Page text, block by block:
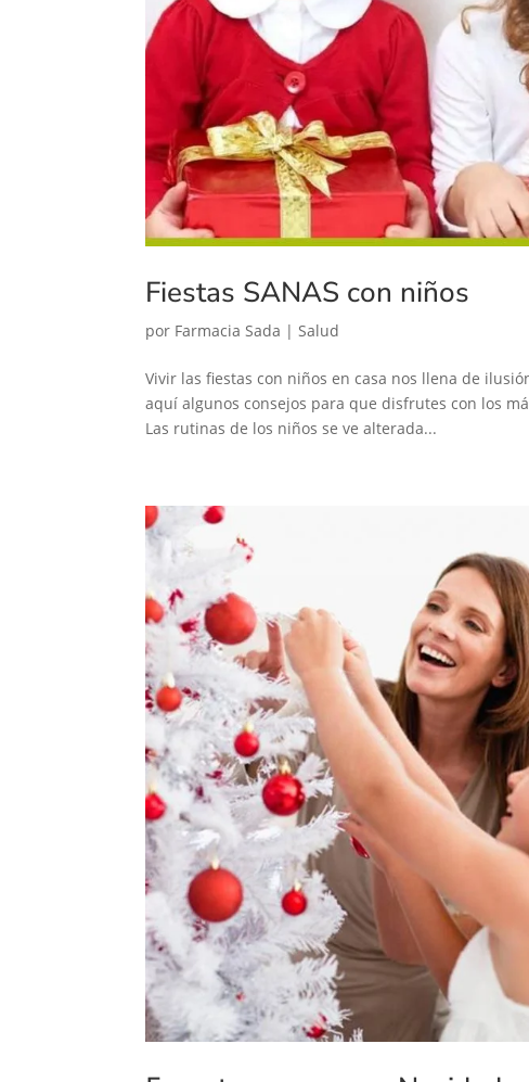
Fiestas SANAS con niños
por Farmacia Sada | Salud
Vivir las fiestas con niños en casa nos llena de
aquí algunos consejos para que disfrutes con los
Las rutinas de los niños se ve alterada...